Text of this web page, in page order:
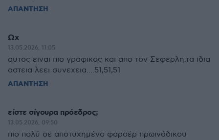
ΑΠΑΝΤΗΣΗ
Ωχ
13.05.2026, 11:05
αυτος ειναι πιο γραφικος και απο τον Σεφερλη.τα ιδια
αστεια λεει συνεχεια....51,51,51
ΑΠΑΝΤΗΣΗ
είστε σίγουρα πρόεδρος;
13.05.2026, 09:50
πιο πολύ σε αποτυχημένο φαρσέρ πρωινάδικου